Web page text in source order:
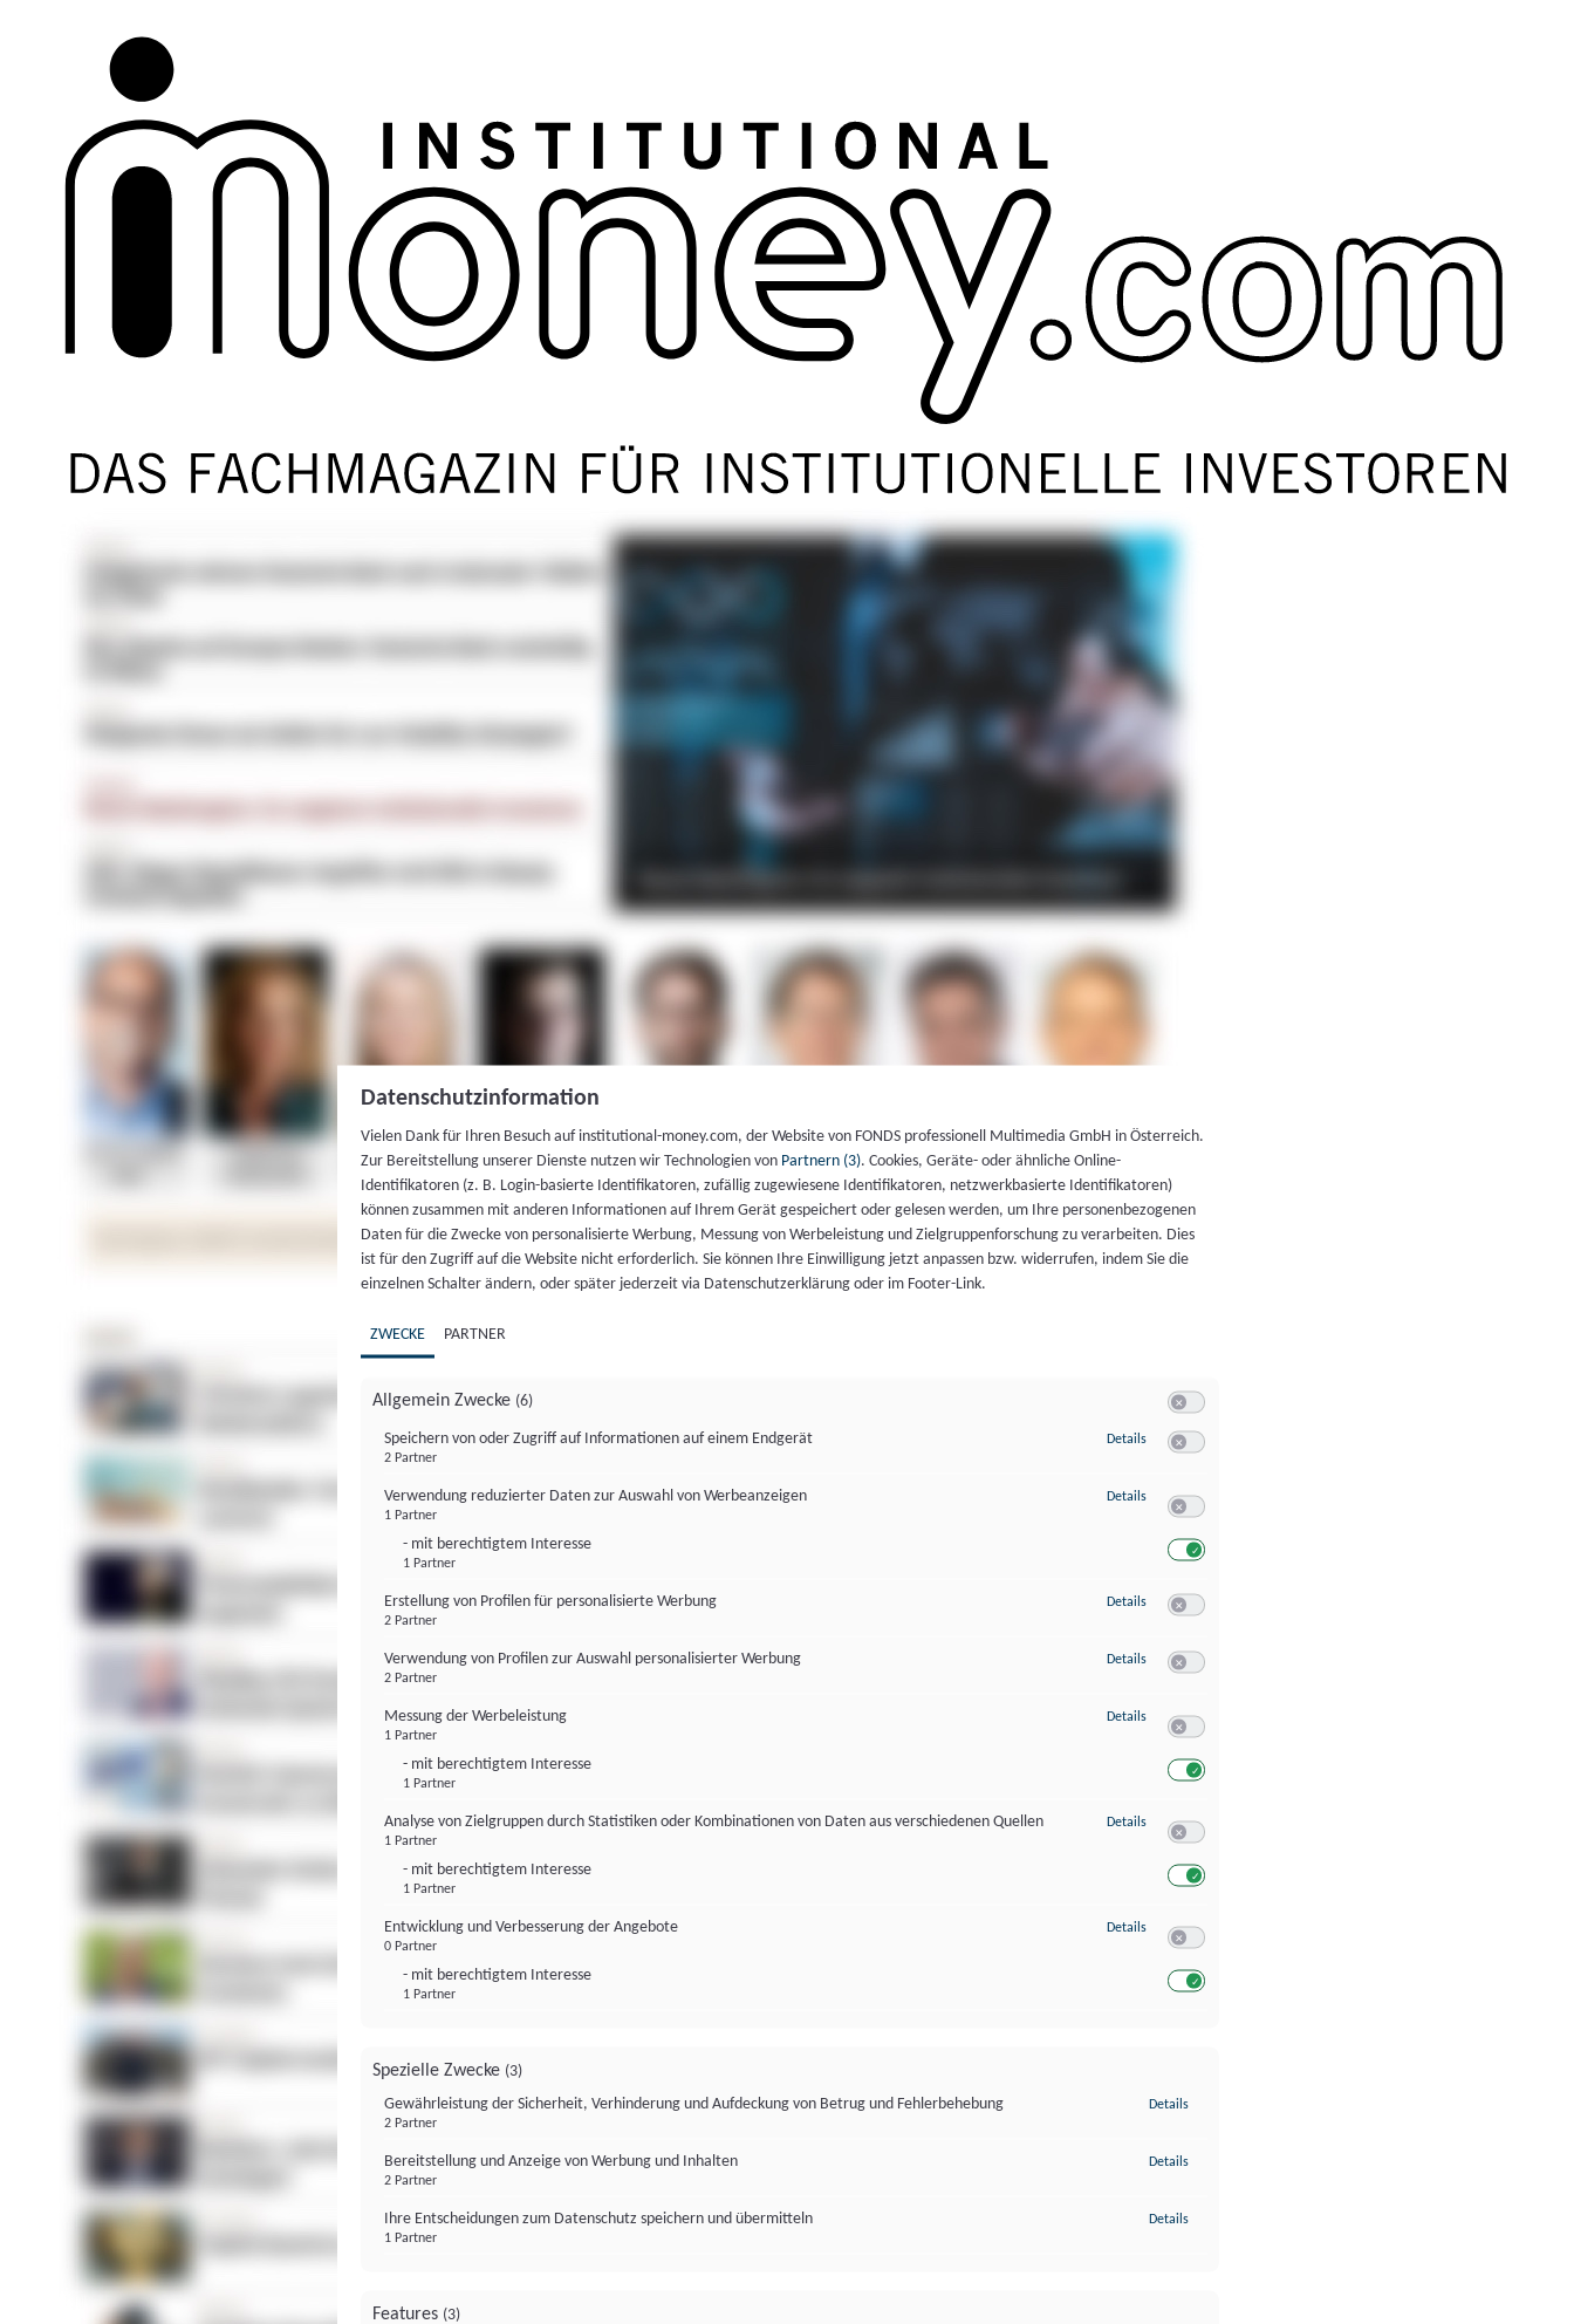
Datenschutzinformation
Vielen Dank für Ihren Besuch auf institutional-money.com, der Website von FONDS professionell Multimedia GmbH in Österreich.
Zur Bereitstellung unserer Dienste nutzen wir Technologien von Partnern (3). Cookies, Geräte- oder ähnliche Online-
Identifikatoren (z. B. Login-basierte Identifikatoren, zufällig zugewiesene Identifikatoren, netzwerkbasierte Identifikatoren)
können zusammen mit anderen Informationen auf Ihrem Gerät gespeichert oder gelesen werden, um Ihre personenbezogenen
Daten für die Zwecke von personalisierte Werbung, Messung von Werbeleistung und Zielgruppenforschung zu verarbeiten. Dies
ist für den Zugriff auf die Website nicht erforderlich. Sie können Ihre Einwilligung jetzt anpassen bzw. widerrufen, indem Sie die
einzelnen Schalter ändern, oder später jederzeit via Datenschutzerklärung oder im Footer-Link.
ZWECKE PARTNER
Allgemein Zwecke (6)
Speichern von oder Zugriff auf Informationen auf einem Endgerät
2 Partner
Details zu Speichern von oder Zugriff auf Informationen auf einem Endgerät
Verwendung reduzierter Daten zur Auswahl von Werbeanzeigen
1 Partner
- mit berechtigtem Interesse
1 Partner
Details zu Verwendung reduzierter Daten zur Auswahl von Werbeanzeigen
Erstellung von Profilen für personalisierte Werbung
2 Partner
Details zu Erstellung von Profilen für personalisierte Werbung
Verwendung von Profilen zur Auswahl personalisierter Werbung
2 Partner
Details zu Verwendung von Profilen zur Auswahl personalisierter Werbung
Messung der Werbeleistung
1 Partner
- mit berechtigtem Interesse
1 Partner
Details zu Messung der Werbeleistung
Analyse von Zielgruppen durch Statistiken oder Kombinationen von Daten aus verschiedenen Quellen
1 Partner
- mit berechtigtem Interesse
1 Partner
Details zu Analyse von Zielgruppen durch Statistiken oder Kombinationen von
Entwicklung und Verbesserung der Angebote
0 Partner
- mit berechtigtem Interesse
1 Partner
Details zu Entwicklung und Verbesserung der Angebote
Spezielle Zwecke (3)
Gewährleistung der Sicherheit, Verhinderung und Aufdeckung von Betrug und Fehlerbehebung
2 Partner
Details
Bereitstellung und Anzeige von Werbung und Inhalten
2 Partner
Details
Ihre Entscheidungen zum Datenschutz speichern und übermitteln
1 Partner
Details
Features (3)